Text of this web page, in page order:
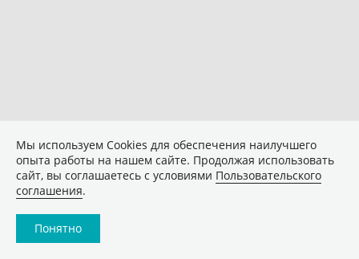
Мы используем Сookies для обеспечения наилучшего
опыта работы на нашем сайте. Продолжая использовать
сайт, вы соглашаетесь с условиями Пользовательского
соглашения.
Понятно